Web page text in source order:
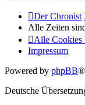
Der Chronist
Alle Zeiten
Alle Cookies
Impressum
Powered by phpBB®
Deutsche